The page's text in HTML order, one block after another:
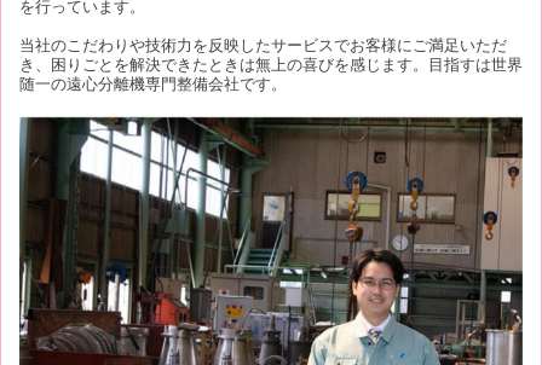
を行っています。
当社のこだわりや技術力を反映したサービスでお客様にご満足いただ
き、困りごとを解決できたときは無上の喜びを感じます。目指すは世界
随一の遠心分離機専門整備会社です。